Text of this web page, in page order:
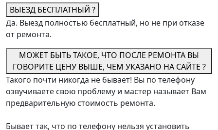
ВЫЕЗД БЕСПЛАТНЫЙ ?
Да. Выезд полностью бесплатный, но не при отказе
от ремонта.
МОЖЕТ БЫТЬ ТАКОЕ, ЧТО ПОСЛЕ РЕМОНТА ВЫ
ГОВОРИТЕ ЦЕНУ ВЫШЕ, ЧЕМ УКАЗАНО НА САЙТЕ ?
Такого почти никогда не бывает! Вы по телефону
озвучиваете свою проблему и мастер называет Вам
предварительную стоимость ремонта.
Бывает так, что по телефону нельзя установить